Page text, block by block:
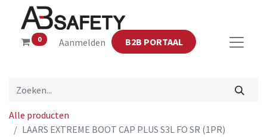
0 Aanmelden B2B PORTAAL
Alle producten
LAARS EXTREME BOOT CAP PLUS S3L FO SR (1PR)